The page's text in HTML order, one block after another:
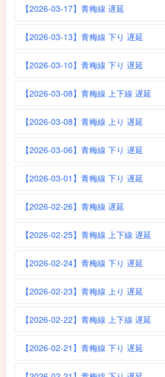
【2026-03-17】青梅線 遅延
【2026-03-13】青梅線 下り 遅延
【2026-03-10】青梅線 下り 遅延
【2026-03-08】青梅線 上下線 遅延
【2026-03-08】青梅線 上り 遅延
【2026-03-06】青梅線 下り 遅延
【2026-03-01】青梅線 下り 遅延
【2026-02-26】青梅線 遅延
【2026-02-25】青梅線 上下線 遅延
【2026-02-24】青梅線 下り 遅延
【2026-02-23】青梅線 上り 遅延
【2026-02-22】青梅線 上下線 遅延
【2026-02-21】青梅線 下り 遅延